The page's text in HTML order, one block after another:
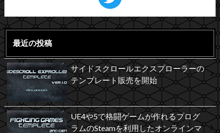
最近の投稿
サイドスクロールエクスプローラーの
テンプレート販売を開始
UE4や5で格闘ゲームが作れるプログ
ラムのSteamを利用したオンラインマ